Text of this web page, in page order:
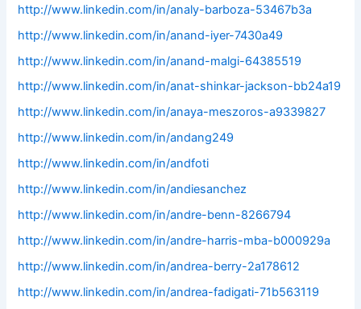
http://www.linkedin.com/in/analy-barboza-53467b3a
http://www.linkedin.com/in/anand-iyer-7430a49
http://www.linkedin.com/in/anand-malgi-64385519
http://www.linkedin.com/in/anat-shinkar-jackson-bb24a19
http://www.linkedin.com/in/anaya-meszoros-a9339827
http://www.linkedin.com/in/andang249
http://www.linkedin.com/in/andfoti
http://www.linkedin.com/in/andiesanchez
http://www.linkedin.com/in/andre-benn-8266794
http://www.linkedin.com/in/andre-harris-mba-b000929a
http://www.linkedin.com/in/andrea-berry-2a178612
http://www.linkedin.com/in/andrea-fadigati-71b563119